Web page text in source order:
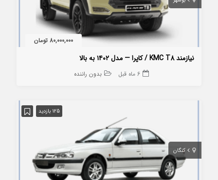
80,000,000 تومان
نیازمند KMC T8 / کاپرا — مدل ۱۴۰۲ به بالا
6 ماه قبل بدون راننده
125 بازدید
کنگان